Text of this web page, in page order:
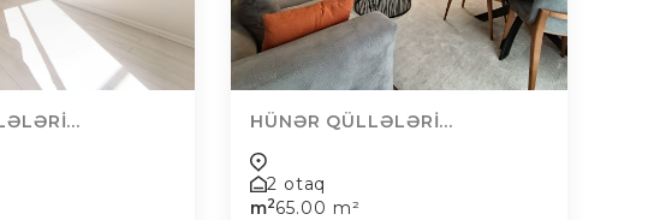
HÜNƏR QÜLLƏLƏRİ...
2 otaq
m265.00 m²